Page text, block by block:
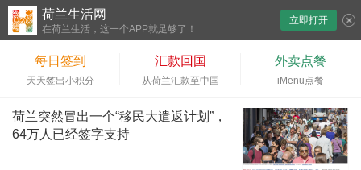
荷兰生活网
在荷兰生活，这一个APP就足够了！
立即打开
每日签到
天天签出小积分
汇款回国
从荷兰汇款至中国
外卖点餐
iMenu点餐
荷兰突然冒出一个“移民大遣返计划”，
64万人已经签字支持